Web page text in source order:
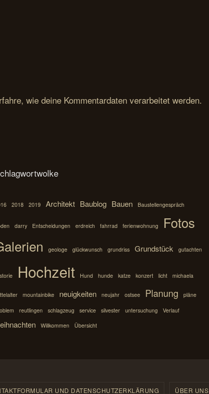
wie deine Kommentardaten verarbeitet werden.
2018 2019 Architekt Baublog Bauen Baustellengespräch
darry Entscheidungen erdreich fahrrad ferienwohnung
Fotos
geologe glückwunsch grundriss Grundstück gutachten
Hochzeit Hund hunde katze konzert licht michaela
mountainbike neuigkeiten neujahr ostsee Planung pläne
reutlingen schlagzeug service silvester untersuchung Verlauf
Willkommen Übersicht
UND DATENSCHUTZERKLÄRUNG ÜBER UNS